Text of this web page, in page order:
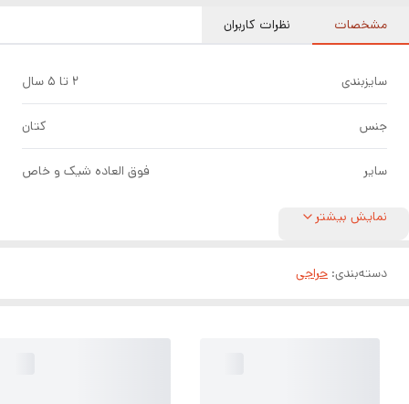
مشخصات نظرات کاربران
سایزبندی 2 تا ۵ سال
جنس کتان
سایر فوق العاده شیک و خاص
نمایش بیشتر
دسته‌بندی: حراجی